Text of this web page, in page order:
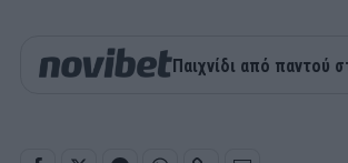
Παιχνίδι από παντού